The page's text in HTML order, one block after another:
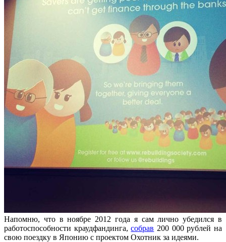
Напомню, что в ноябре 2012 года я сам лично убедился в
работоспособности краудфандинга,собрав 200 000 рублей на
свою поездку в Японию с проектом Охотник за идеями.